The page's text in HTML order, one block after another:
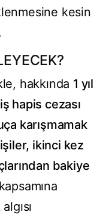
kesin
hakkında 1 yıl
hapis cezası
karışmamak
ikinci kez
bakiye